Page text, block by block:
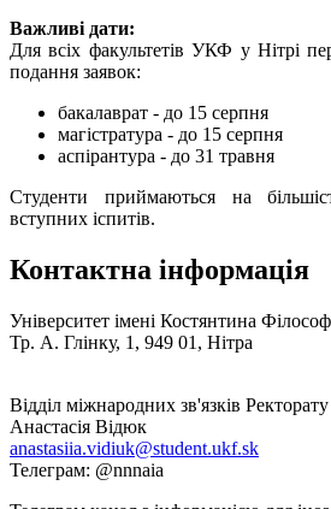
Важливі дати:
Для всіх факультетів УКФ у Нітрі
подання заявок:
бакалаврат - до 15 серпня
магістратура - до 15 серпня
аспірантура - до 31 травня
Студенти приймаються на
вступних іспитів.
Контактна інформація
Університет імені Костянтина
Тр. A. Глінку, 1, 949 01, Нітра
Відділ міжнародних зв'язків
Анастасія Відюк
Телеграм: @nnnaia